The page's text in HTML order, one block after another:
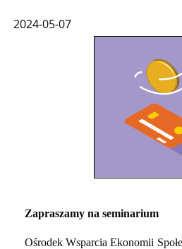
2024-05-07
Zapraszamy na seminarium
Ośrodek Wsparcia Ekonomii